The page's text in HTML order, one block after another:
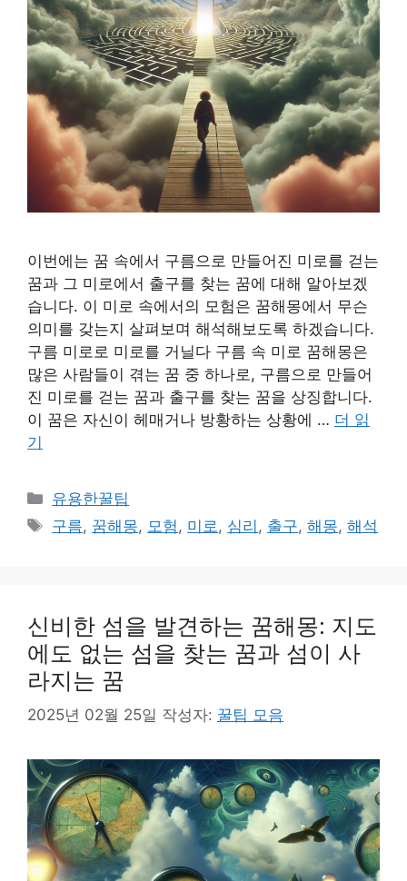
이번에는 꿈 속에서 구름으로 만들어진 미로를 걷는
꿈과 그 미로에서 출구를 찾는 꿈에 대해 알아보겠
습니다. 이 미로 속에서의 모험은 꿈해몽에서 무슨
의미를 갖는지 살펴보며 해석해보도록 하겠습니다.
구름 미로로 미로를 거닐다 구름 속 미로 꿈해몽은
많은 사람들이 겪는 꿈 중 하나로, 구름으로 만들어
진 미로를 걷는 꿈과 출구를 찾는 꿈을 상징합니다.
이 꿈은 자신이 헤매거나 방황하는 상황에 … 더 읽
기
카
테
고
유용한꿀팁
태
구름, 꿈해몽, 모험 , 미로 , 심리 , 출구,해몽,해석
신비한 섬을 발견하는 꿈해몽: 지도
에도 없는 섬을 찾는 꿈과 섬이 사
라지는 꿈
2025년 02월 25일 작성자: 꿀팁 모음